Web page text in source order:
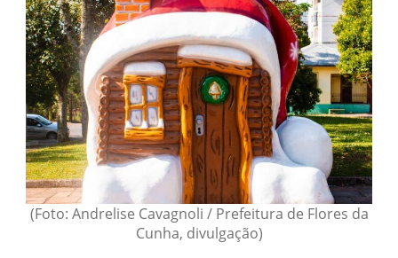
(Foto: Andrelise Cavagnoli / Prefeitura de Flores da
Cunha, divulgação)